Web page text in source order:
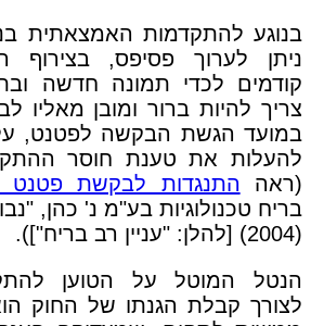
בנוגע להתקדמות האמצאתית
ניתן לערוך פסיפס, בצירוף
קודמים לכדי תמונה חדשה
צריך להיות ברור ומובן מאליו
במועד הגשת הבקשה לפטנט,
להעלות את טענת חוסר
(ראה התנגדות לבקשת פטנט מספר
(2004) [להלן: "עניין רב בריח"]).
הנטל המוטל על הטוען
לצורך קבלת הגנתו של החוק